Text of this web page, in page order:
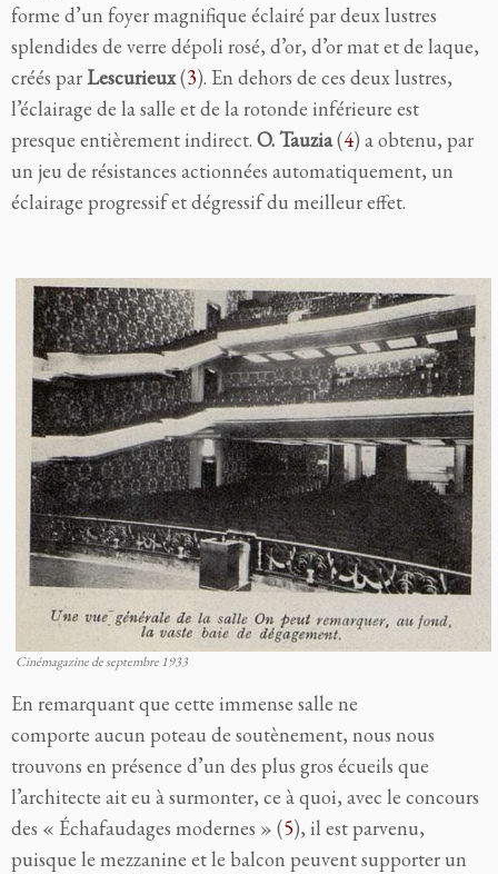
forme d’un foyer magnifique éclairé par deux lustres
splendides de verre dépoli rosé, d’or, d’or mat et de laque,
créés par Lescurieux(3). En dehors de ces deux lustres,
l’éclairage de la salle et de la rotonde inférieure est
presque entièrement indirect. O. Tauzia(4) a obtenu, par
un jeu de résistances actionnées automatiquement, un
éclairage progressif et dégressif du meilleur effet.
Cinémagazine de septembre 1933
En remarquant que cette immense salle ne
comporte aucun poteau de soutènement, nous nous
trouvons en présence d’un des plus gros écueils que
l’architecte ait eu à surmonter, ce à quoi, avec le concours
des « Échafaudages modernes » (5), il est parvenu,
puisque le mezzanine et le balcon peuvent supporter un